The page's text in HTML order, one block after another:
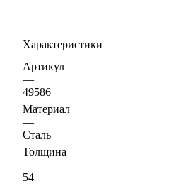
Характеристики
Артикул
—
49586
Материал
—
Сталь
Толщина
—
54